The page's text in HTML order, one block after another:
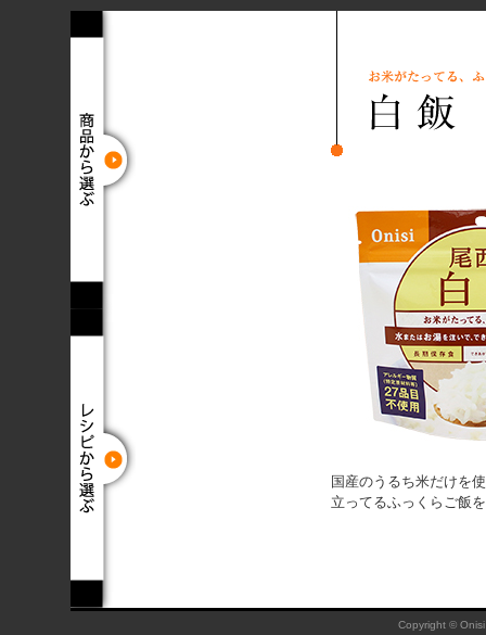
国産のうるち米だけを
立ってるふっくらご飯
Copyright ©